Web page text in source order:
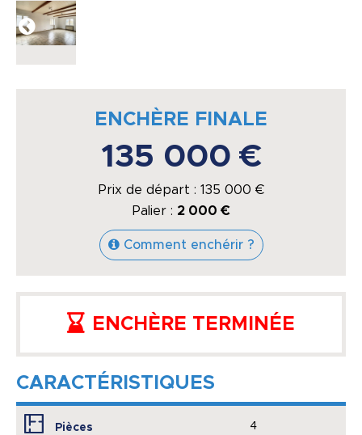
ENCHÈRE FINALE
135 000 €
Prix de départ : 135 000 €
Palier : 2 000 €
Comment enchérir ?
ENCHÈRE TERMINÉE
CARACTÉRISTIQUES
Pièces 4